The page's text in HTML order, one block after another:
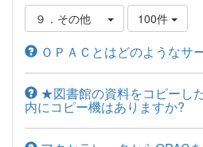
９．その他 100件
ＯＰＡＣとはどのようなサ
★図書館の資料をコピーし
内にコピー機はありますか?